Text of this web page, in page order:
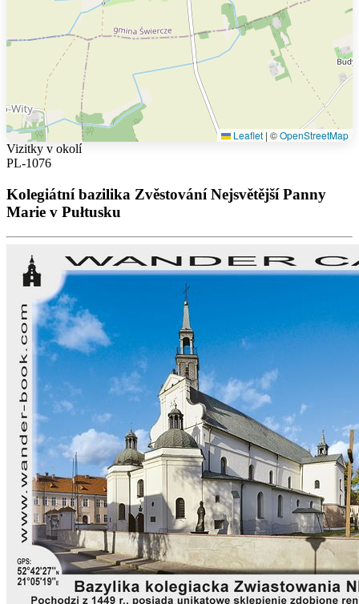
Leaflet | ©OpenStreetMap
Vizitky v okolí
PL-1076
Kolegiátní bazilika Zvěstování Nejsvětější Panny
Marie v Pułtusku